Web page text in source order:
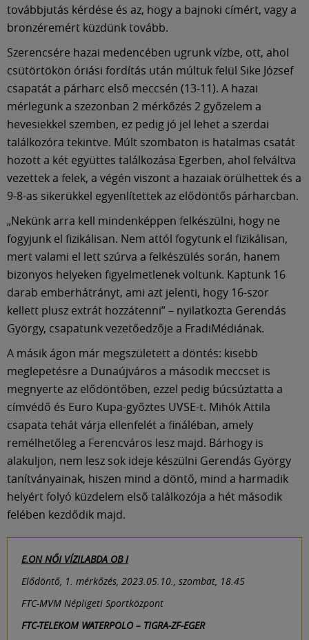
továbbjutás kérdése és az, hogy a bajnoki címért, vagy a
bronzéremért küzdünk tovább.
Szerencsére hazai medencében ugrunk vízbe, ott, ahol
csütörtökön óriási fordítás után múltuk felül Sike József
csapatát a párharc első meccsén (13-11). A hazai
mérlegünk a szezonban 2 mérkőzés 2 győzelem a
hevesiekkel szemben, ez pedig jó jel lehet a szerdai
találkozóra tekintve. Múlt szombaton is hatalmas csatát
hozott a két együttes találkozása Egerben, ahol felváltva
vezettek a felek, a végén viszont a hazaiak örülhettek és a
9-8-as sikerükkel egyenlítettek az elődöntős párharcban.
„Nekünk arra kell mindenképpen felkészülni, hogy ne
fogyjunk el fizikálisan. Nem attól fogytunk el fizikálisan,
mert valami el lett szúrva a felkészülés során, hanem
bizonyos helyeken figyelmetlenek voltunk. Kaptunk 16
darab emberhátrányt, ami azt jelenti, hogy 16-szor
kellett plusz extrát hozzátenni” – nyilatkozta Gerendás
György, csapatunk vezetőedzője a FradiMédiának.
A másik ágon már megszületett a döntés: kisebb
meglepetésre a Dunaújváros a második meccset is
megnyerte az elődöntőben, ezzel pedig búcsúztatta a
címvédő és Euro Kupa-győztes UVSE-t. Mihók Attila
csapata tehát várja ellenfelét a fináléban, amely
remélhetőleg a Ferencváros lesz majd. Bárhogy is
alakuljon, nem lesz sok ideje készülni Gerendás György
tanítványainak, hiszen mind a döntő, mind a harmadik
helyért folyó küzdelem első találkozója a hét második
felében kezdődik majd.
E.ON NŐI VÍZILABDA OB I
Elődöntő, 1. mérkőzés, 2023.05.10., szombat, 18.45
FTC-MVM Népligeti Sportközpont
FTC-TELEKOM WATERPOLO – TIGRA-ZF-EGER
Múzeum
English